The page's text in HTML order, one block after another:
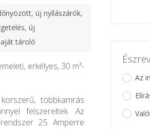
új nyílászárók,
új
tároló
erkélyes, 30 m²-
többkamrás
felszereltek. Az
25 Amperre
Az